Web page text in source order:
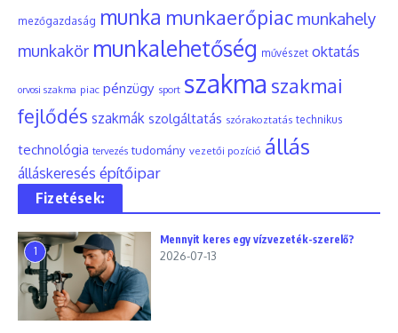
mezőgazdaság munka munkaerőpiac munkahely
munkakör munkalehetőség művészet oktatás
orvosi szakma piac pénzügy sport szakma szakmai
fejlődés szakmák szolgáltatás szórakoztatás technikus
technológia tervezés tudomány vezetői pozíció állás
álláskeresés építőipar
Fizetések:
1
Mennyit keres egy vízvezeték-szerelő?
2026-07-13